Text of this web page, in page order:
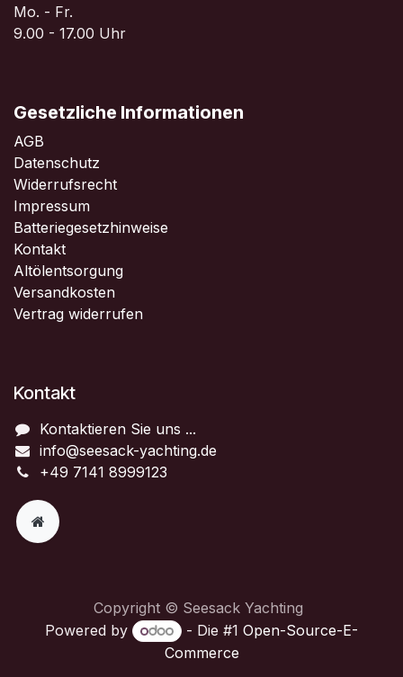
Mo. - Fr.
9.00 - 17.00 Uhr
Gesetzliche Informationen
AGB
Datenschutz
Widerrufsrecht
Impressum
Batteriegesetzhinweise
Kontakt
Altölentsorgung
Versandkosten
Vertrag widerrufen
Kontakt
Kontaktieren Sie uns ...
info@seesack-yachting.de
+49 7141 8999123
Copyright © Seesack Yachting
Powered by
- Die #1 Open-Source-E-
Commerce